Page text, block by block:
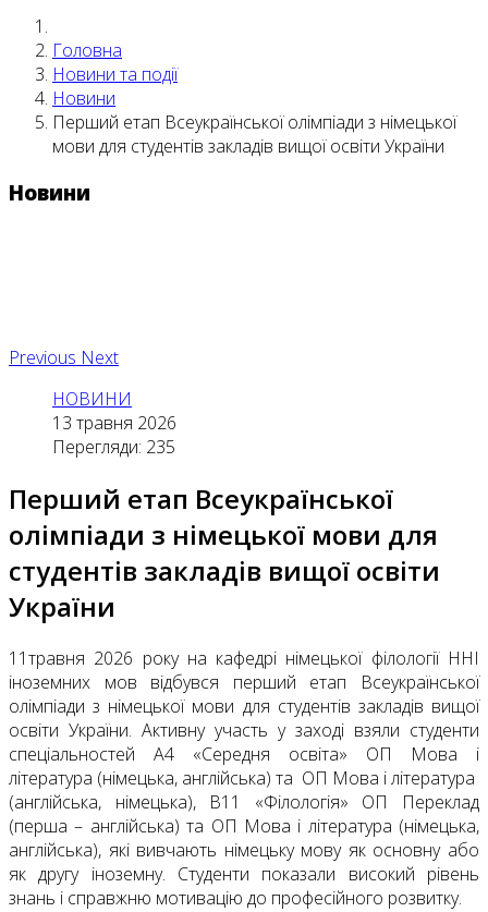
Головна
Новини та події
Новини
Перший етап Всеукраїнської олімпіади з німецької
мови для студентів закладів вищої освіти України
Новини
Previous Next
НОВИНИ
13 травня 2026
Перегляди: 235
Перший етап Всеукраїнської
олімпіади з німецької мови для
студентів закладів вищої освіти
України
11травня 2026 року на кафедрі німецької філології ННІ
іноземних мов відбувся перший етап Всеукраїнської
олімпіади з німецької мови для студентів закладів вищої
освіти України. Активну участь у заході взяли студенти
спеціальностей А4 «Середня освіта» ОП Мова і
література (німецька, англійська) та ОП Мова і література
(англійська, німецька), В11 «Філологія» ОП Переклад
(перша – англійська) та ОП Мова і література (німецька,
англійська), які вивчають німецьку мову як основну або
як другу іноземну. Студенти показали високий рівень
знань і справжню мотивацію до професійного розвитку.